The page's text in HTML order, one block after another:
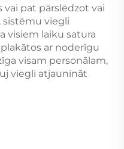
pat pārslēdzot vai
sistēmu viegli
visiem laiku satura
ar noderīgu
visam personālam,
viegli atjaunināt